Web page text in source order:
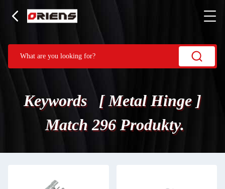
Keywords [ Metal Hinge ]
Match 296 Produkty.